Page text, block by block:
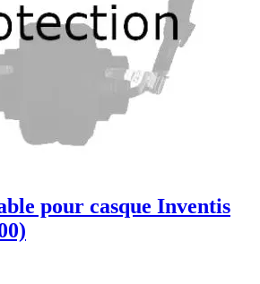
pour casque Inventis